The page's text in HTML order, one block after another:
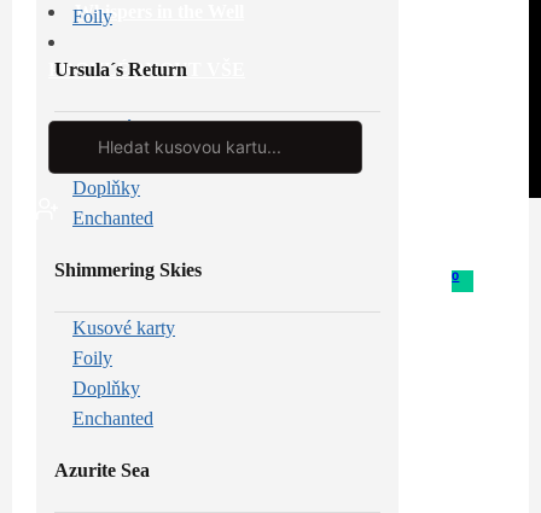
Whispers in the Well
PROHLÉDNOUT VŠE
Search
0
Foily
Ursula´s Return
Kusové karty
Foily
Doplňky
Enchanted
Shimmering Skies
Kusové karty
Foily
Doplňky
Enchanted
Azurite Sea